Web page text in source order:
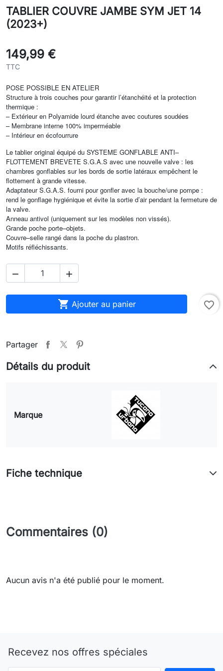
TABLIER COUVRE JAMBE SYM JET 14
(2023+)
149,99 €
TTC
POSE POSSIBLE EN ATELIER
Structure à trois couches pour garantir l’étanchéité et la protection
thermique :
– Extérieur en Polyamide lourd étanche avec coutures soudées
– Membrane interne 100% imperméable
– Intérieur en écofourrure
Le tablier original équipé du SYSTEME GONFLABLE ANTI–
FLOTTEMENT BREVETE S.G.A.S avec une nouvelle valve : les
chambres gonflables sur les bords de sortie latéraux empêchent le
flottement à grande vitesse.
Adaptateur S.G.A.S. fourni pour gonfler avec la bouche/une pompe :
rend le gonflage hygiénique et évite la sortie d’air pendant la fermeture de
la valve.
Anneau antivol (uniquement sur les modèles non vissés).
Grande poche porte–objets.
Couvre–selle rangé dans la poche du plastron.
Motifs réfléchissants.
 
 Ajouter au panier favorite_border
Partager
Détails du produit
Marque
Fiche technique
Commentaires (0)
Aucun avis n'a été publié pour le moment.
Recevez nos offres spéciales